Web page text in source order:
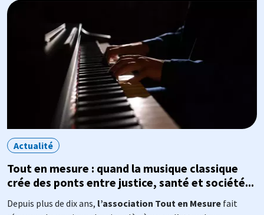
Image
Actualité
Tout en mesure : quand la musique classique
crée des ponts entre justice, santé et société...
Depuis plus de dix ans, l’association Tout en Mesure fait